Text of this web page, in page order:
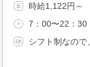
時給1,122円～
7：00〜22：30
シフト制なので